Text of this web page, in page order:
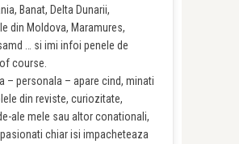
Banat, Delta Dunarii,
din Moldova, Maramures,
… si imi infoi penele de
course.
– personala – apare cind, minati
din reviste, curiozitate,
ale mele sau altor conationali,
chiar isi impacheteaza